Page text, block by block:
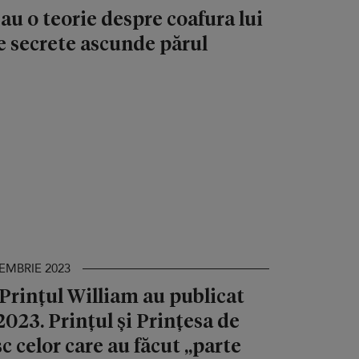
o teorie despre coafura lui
secrete ascunde părul
2023
William au publicat
Prințul și Prințesa de
celor care au făcut „parte